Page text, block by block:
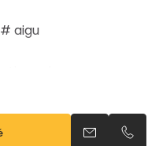
aigu
à la corrosion
et bec 4C
Envoyer un